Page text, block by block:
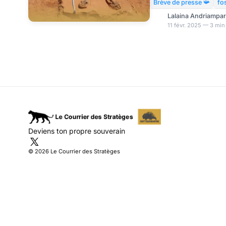
conflits et la pauvreté.
internationale pour
Brève de presse 📯
Lalaina
11 févr. 2025 — 3
Deviens ton propre souverain
© 2026 Le Courrier des Stratèges